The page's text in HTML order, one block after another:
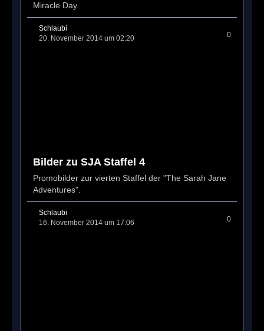
Miracle Day.
Schlaubi
20. November 2014 um 02:20
0
Bilder zu SJA Staffel 4
Promobilder zur vierten Staffel der "The Sarah Jane
Adventures".
Schlaubi
16. November 2014 um 17:06
0